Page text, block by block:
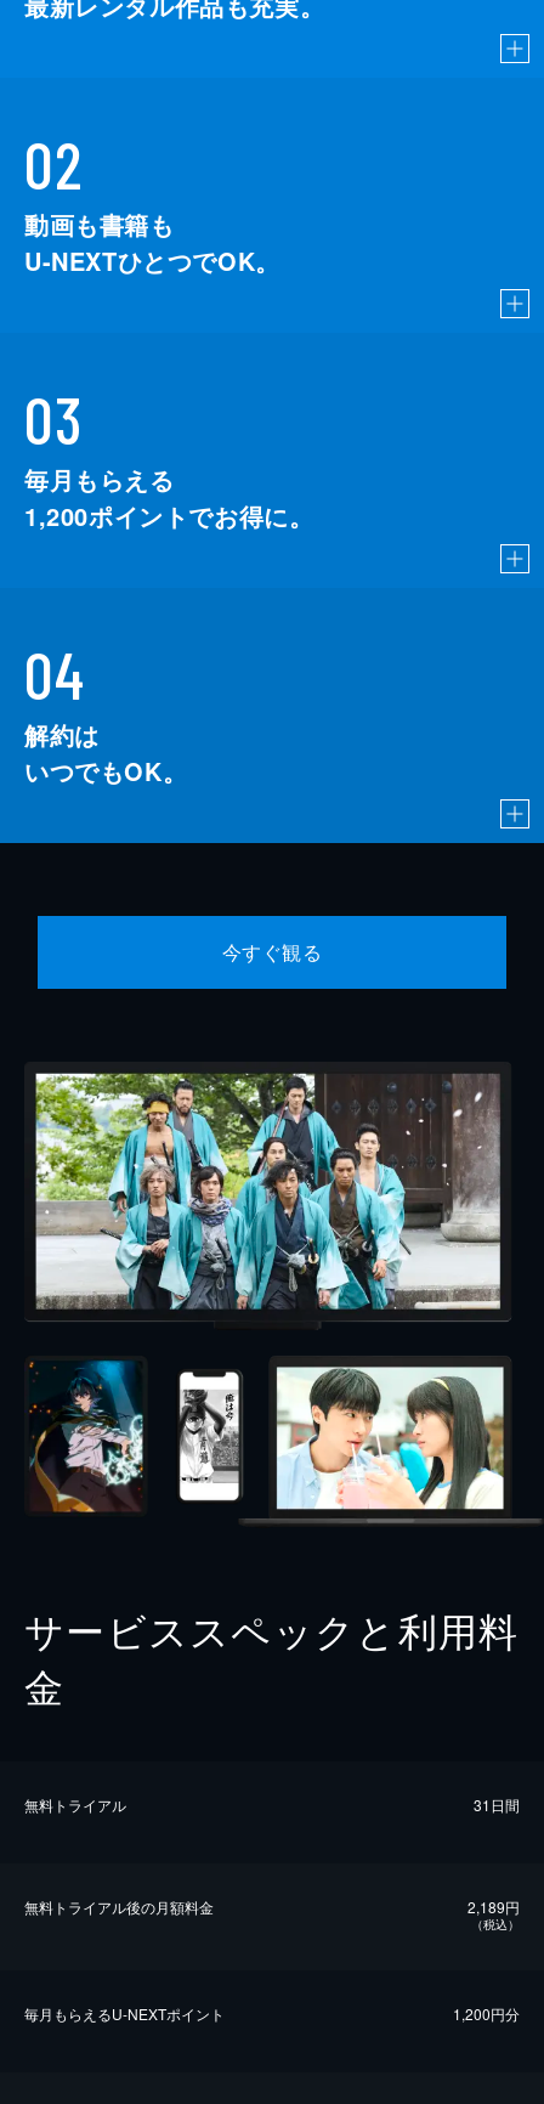
02
動画も書籍も
U-NEXTひとつでOK。
03
毎月もらえる
1,200ポイントでお得に。
04
解約は
いつでもOK。
今すぐ観る
サービススペックと利用料
金
無料トライアル 31日間
無料トライアル後の⽉額料金 2,189円
（税込）
毎⽉もらえるU-NEXTポイント 1,200円分